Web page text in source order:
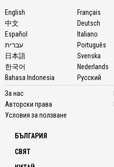
English
中文
Español
עברית
日本語
한국어
Bahasa Indonesia
Français
Deutsch
Italiano
Português
Svenska
Nederlands
Русский
За нас
Авторски права
Условия за ползване
БЪЛГАРИЯ
СВЯТ